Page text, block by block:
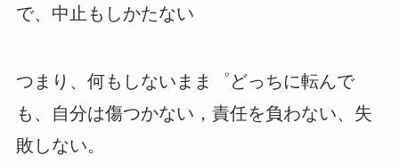
で、中止もしかたない
つまり、何もしないまま゜どっちに転んで
も、自分は傷つかない，責任を負わない、失
敗しない。